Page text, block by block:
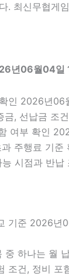
. 최신무협게
년06월04일
인 2026년06
금, 선납금 조
여부 확인
주행료 기준
시점과 반
기준 2026년
중 하나는 월
조건, 정비